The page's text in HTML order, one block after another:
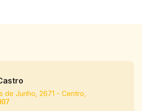
de Junho, 2671 - Centro,